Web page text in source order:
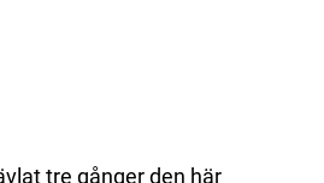
tre gånger den här